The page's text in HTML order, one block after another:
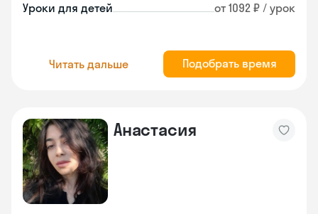
Уроки для детей от 1092 ₽ / урок
Читать дальше Подобрать время
Анастасия